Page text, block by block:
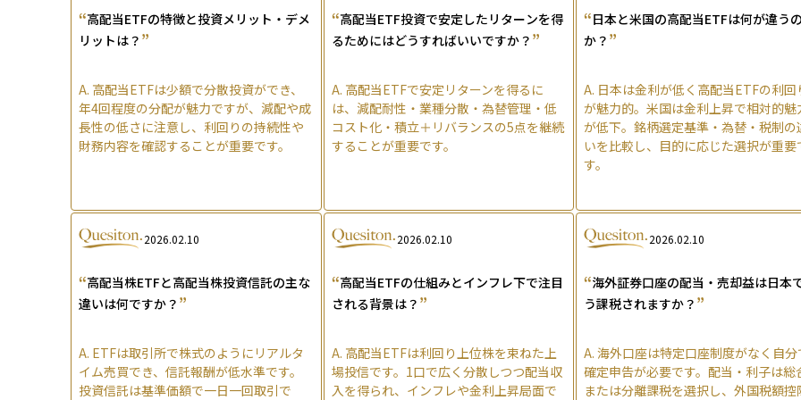
“高配当ETFの特徴と投資メリット・デメ
リットは？ ”
A. 高配当ETFは少額で分散投資ができ、
年4回程度の分配が魅力ですが、減配や成
長性の低さに注意し、利回りの持続性や
財務内容を確認することが重要です。
“高配当ETF投資で安定したリターンを得
るためにはどうすればいいですか？ ”
A. 高配当ETFで安定リターンを得るに
は、減配耐性・業種分散・為替管理・低
コスト化・積立＋リバランスの5点を継続
することが重要です。
“日本と米国の高配当ETFは何が違うの
か？ ”
A. 日本は金利が低く高配当ETFの利回
が魅力的。米国は金利上昇で相対的魅
が低下。銘柄選定基準・為替・税制の
いを比較し、目的に応じた選択が重要
す。
2026.02.10
“高配当株ETFと高配当株投資信託の主な
違いは何ですか？ ”
A. ETFは取引所で株式のようにリアルタ
イム売買でき、信託報酬が低水準です。
投資信託は基準価額で一日一回取引で
2026.02.10
“高配当ETFの仕組みとインフレ下で注目
される背景は？ ”
A. 高配当ETFは利回り上位株を束ねた上
場投信です。1口で広く分散しつつ配当収
入を得られ、インフレや金利上昇局面で
2026.02.10
“海外証券口座の配当・売却益は日本
う課税されますか？ ”
A.海外口座は特定口座制度がなく自分
確定申告が必要です。配当・利子は総
または分離課税を選択し、外国税額控